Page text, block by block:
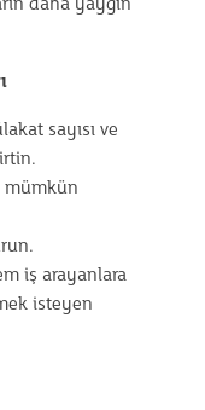
daha yaygın
sayısı ve
mümkün
iş arayanlara
isteyen